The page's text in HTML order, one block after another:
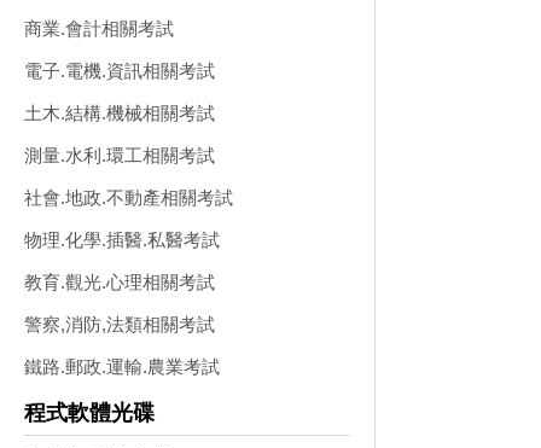
商業.會計相關考試
電子.電機.資訊相關考試
土木.結構.機械相關考試
測量.水利.環工相關考試
社會.地政.不動產相關考試
物理.化學.插醫.私醫考試
教育.觀光.心理相關考試
警察,消防,法類相關考試
鐵路.郵政.運輸.農業考試
程式軟體光碟